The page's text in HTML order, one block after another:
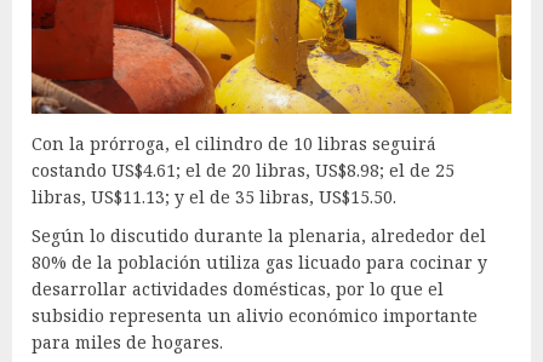
Con la prórroga, el cilindro de 10 libras seguirá
costando US$4.61; el de 20 libras, US$8.98; el de 25
libras, US$11.13; y el de 35 libras, US$15.50.
Según lo discutido durante la plenaria, alrededor del
80% de la población utiliza gas licuado para cocinar y
desarrollar actividades domésticas, por lo que el
subsidio representa un alivio económico importante
para miles de hogares.